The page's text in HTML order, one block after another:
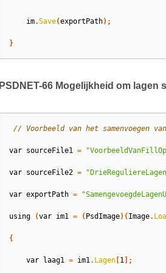
im.Save(exportPath);
}
PSDNET-66 Mogelijkheid om lagen
// Voorbeeld van het samenvoegen
var sourceFile1 =
var sourceFile2 =
var exportPath =
using (var im1 = ( PsdImage)( Image.
{
var laag1 = im1. Lagen[ 1];